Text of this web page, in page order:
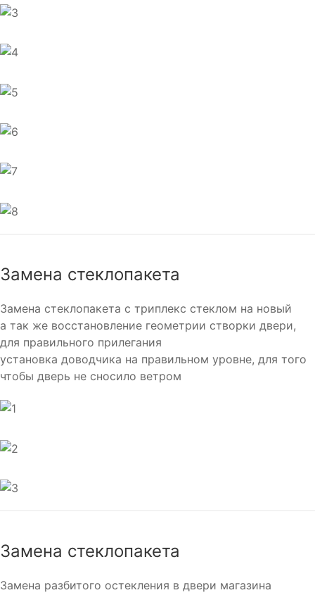
Замена стеклопакета
Замена стеклопакета с триплекс стеклом на новый
а так же восстановление геометрии створки двери,
для правильного прилегания
установка доводчика на правильном уровне, для того
чтобы дверь не сносило ветром
Замена стеклопакета
Замена разбитого остекления в двери магазина